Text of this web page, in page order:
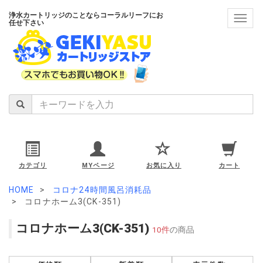
浄水カートリッジのことならコーラルリーフにお
任せ下さい
カテゴリ MYページ お気に入り カート
HOME
コロナ24時間風呂消耗品
コロナホーム3(CK-351)
コロナホーム3(CK-351) 10件の商品